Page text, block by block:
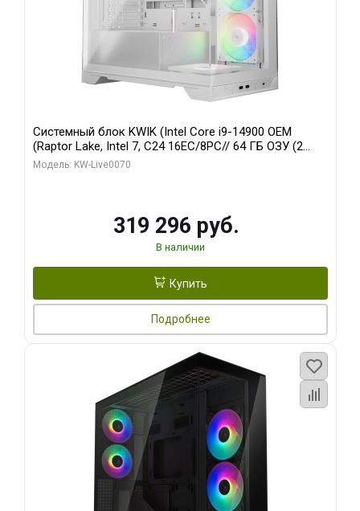
Системный блок KWIK (Intel Core i9-14900 OEM
(Raptor Lake, Intel 7, C24 16EC/8PC// 64 ГБ ОЗУ (2
модуля)/ Gigabyte RTX5080 XTREME WATERFORCE
Модель: KW-Live0070
319 296 руб.
В наличии
Купить
Подробнее